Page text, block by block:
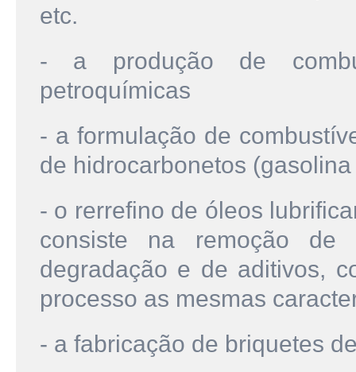
etc.
- a produção de
petroquímicas
- a formulação de
de hidrocarbonetos
- o rerrefino de óleos
consiste na remoção de
degradação e de aditivos,
processo as mesmas
- a fabricação de briquetes